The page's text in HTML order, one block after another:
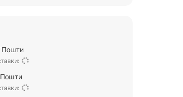
Пошти